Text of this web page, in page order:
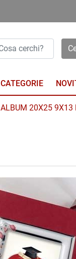
Open
ALBUM 20X25 9X13